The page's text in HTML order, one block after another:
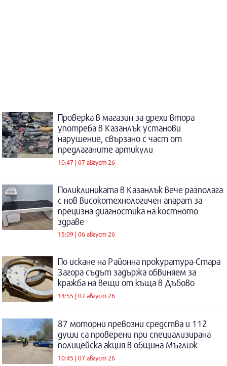
Проверка в магазин за дрехи втора
употреба в Казанлък установи
нарушение, свързано с част от
предлаганите артикули
10:47 | 07 август 26
Поликлиниката в Казанлък вече разполага
с нов високотехнологичен апарат за
прецизна диагностика на костното
здраве
15:09 | 06 август 26
По искане на Районна прокуратура-Стара
Загора съдът задържа обвиняем за
кражба на вещи от къща в Дъбово
14:55 | 07 август 26
87 моторни превозни средства и 112
души са проверени при специализирана
полицейска акция в община Мъглиж
10:45 | 07 август 26